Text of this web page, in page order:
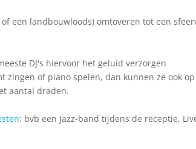
een landbouwloods) omtoveren tot een
DJ's hiervoor het geluid verzorgen
zingen of piano spelen, dan kunnen ze ook
aantal draden.
: bvb een Jazz-band tijdens de receptie,